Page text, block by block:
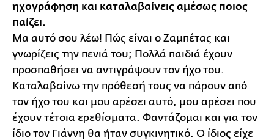
ηχογράφηση και καταλαβαίνεις αμέσως ποιος
παίζει.
Μα αυτό σου λέω! Πώς είναι ο Ζαμπέτας και
γνωρίζεις την πενιά του; Πολλά παιδιά έχουν
προσπαθήσει να αντιγράψουν τον ήχο του.
Καταλαβαίνω την πρόθεσή τους να πάρουν από
τον ήχο του και μου αρέσει αυτό, μου αρέσει που
έχουν τέτοια ερεθίσματα. Φαντάζομαι και για τον
ίδιο τον Γιάννη θα ήταν συγκινητικό. Ο ίδιος είχε